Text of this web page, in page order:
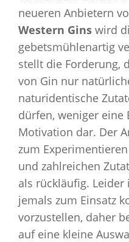
neueren Anbietern
Western Gins wird
gebetsmühlenartig
stellt die Forderung,
von Gin nur
naturidentische
dürfen, weniger eine
Motivation dar. Der
zum
und zahlreichen
als rückläufig.
jemals zum Einsatz
vorzustellen, daher
auf eine kleine